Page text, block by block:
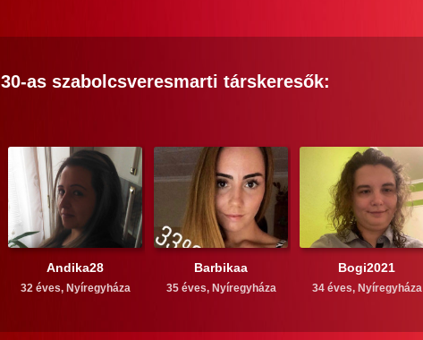
30-as szabolcsveresmarti társkeresők:
Andika28
32 éves, Nyíregyháza
Barbikaa
35 éves, Nyíregyháza
Bogi2021
34 éves, Nyíregyháza